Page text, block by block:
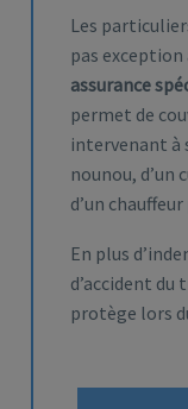
Les
pas
assurance
permet de
intervenant à
nounou, d’un
d’un
En plus
d’accident du
protège lors